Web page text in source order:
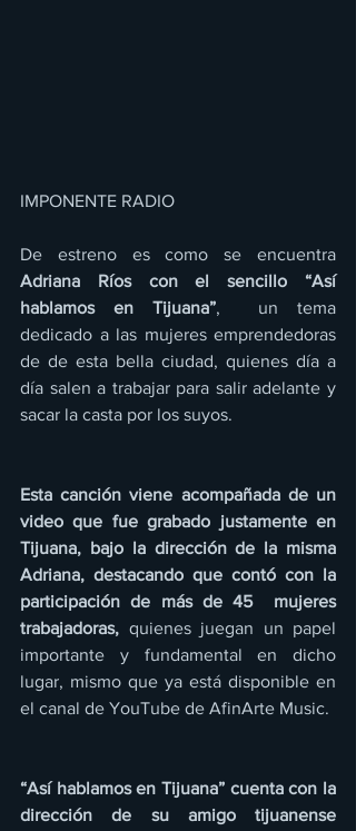
IMPONENTE RADIO
Adriana Ríos con el sencillo “Así
hablamos en Tijuana”,  un tema
dedicado a las mujeres emprendedoras
de de esta bella ciudad, quienes día a
día salen a trabajar para salir adelante y
sacar la casta por los suyos.
Esta canción viene acompañada de un
video que fue grabado justamente en
Tijuana, bajo la dirección de la misma
Adriana, destacando que contó con la
participación de más de 45  mujeres
trabajadoras, quienes juegan un papel
importante y fundamental en dicho
lugar, mismo que ya está disponible en
el canal de YouTube de AfinArte Music.
“Así hablamos en Tijuana” cuenta con la
dirección de su amigo tijuanense